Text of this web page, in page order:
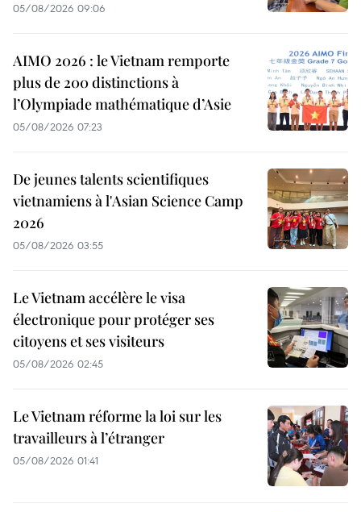
05/08/2026 09:06
AIMO 2026 : le Vietnam remporte
plus de 200 distinctions à
l’Olympiade mathématique d’Asie
05/08/2026 07:23
De jeunes talents scientifiques
vietnamiens à l'Asian Science Camp
2026
05/08/2026 03:55
Le Vietnam accélère le visa
électronique pour protéger ses
citoyens et ses visiteurs
05/08/2026 02:45
Le Vietnam réforme la loi sur les
travailleurs à l’étranger
05/08/2026 01:41